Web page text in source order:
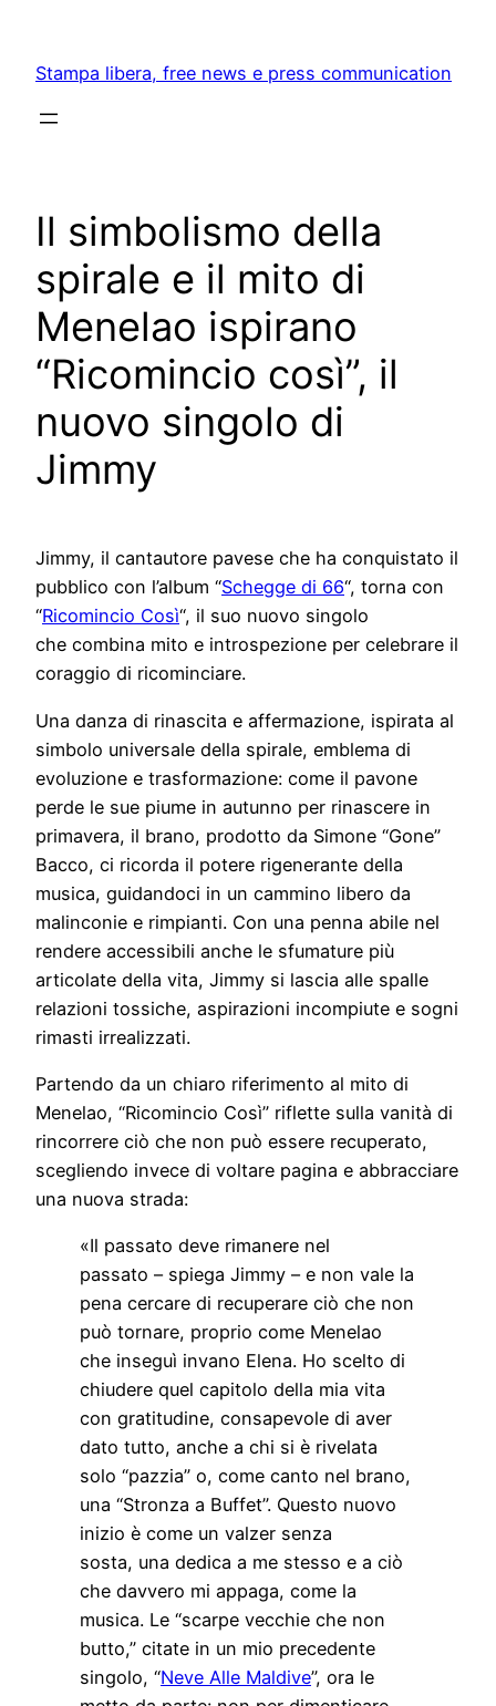
content
Stampa libera, free news e press communication
Il simbolismo della
spirale e il mito di
Menelao ispirano
“Ricomincio così”, il
nuovo singolo di
Jimmy
Jimmy, il cantautore pavese che ha conquistato il
pubblico con l’album “Schegge di 66“, torna con
“Ricomincio Così“, il suo nuovo singolo
che combina mito e introspezione per celebrare il
coraggio di ricominciare.
Una danza di rinascita e affermazione, ispirata al
simbolo universale della spirale, emblema di
evoluzione e trasformazione: come il pavone
perde le sue piume in autunno per rinascere in
primavera, il brano, prodotto da Simone “Gone”
Bacco, ci ricorda il potere rigenerante della
musica, guidandoci in un cammino libero da
malinconie e rimpianti. Con una penna abile nel
rendere accessibili anche le sfumature più
articolate della vita, Jimmy si lascia alle spalle
relazioni tossiche, aspirazioni incompiute e sogni
rimasti irrealizzati.
Partendo da un chiaro riferimento al mito di
Menelao, “Ricomincio Così” riflette sulla vanità di
rincorrere ciò che non può essere recuperato,
scegliendo invece di voltare pagina e abbracciare
una nuova strada:
«Il passato deve rimanere nel
passato – spiega Jimmy – e non vale la
pena cercare di recuperare ciò che non
può tornare, proprio come Menelao
che inseguì invano Elena. Ho scelto di
chiudere quel capitolo della mia vita
con gratitudine, consapevole di aver
dato tutto, anche a chi si è rivelata
solo “pazzia” o, come canto nel brano,
una “Stronza a Buffet”. Questo nuovo
inizio è come un valzer senza
sosta, una dedica a me stesso e a ciò
che davvero mi appaga, come la
musica. Le “scarpe vecchie che non
butto,” citate in un mio precedente
singolo, “Neve Alle Maldive”, ora le